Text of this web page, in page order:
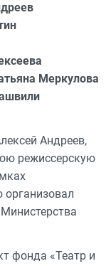
Меркулова
Андреев,
режиссерскую
организовал
фонда «Театр и